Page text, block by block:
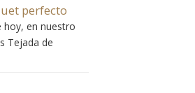
perfecto
hoy, en nuestro
Tejada de